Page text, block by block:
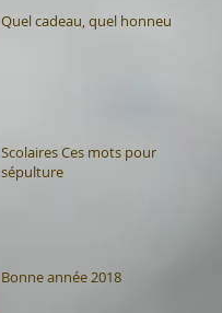
Quel cadeau, quel honneur
Scolaires Ces mots pour
sépulture
Bonne année 2018